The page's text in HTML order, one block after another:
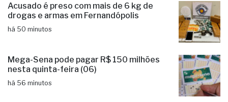
Acusado é preso com mais de 6 kg de
drogas e armas em Fernandópolis
há 50 minutos
Mega-Sena pode pagar R$ 150 milhões
nesta quinta-feira (06)
há 56 minutos